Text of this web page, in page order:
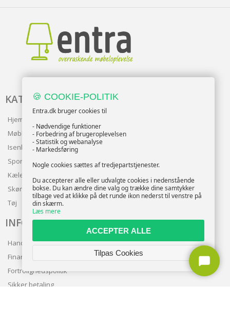
KATALOG
Hjem & Have
Møbler
Isenkram
Sport
Kæledyr
Skønhed
Tøj
INFO
Handelsbetingelser
Finansering
Fortrolighedspolitik
Sikker betaling
🍪 COOKIE-POLITIK
Entra.dk bruger cookies til
- Nødvendige funktioner
- Forbedring af brugeroplevelsen
- Statistik og webanalyse
- Markedsføring
Nogle cookies sættes af tredjepartstjenester.
Du accepterer alle eller udvalgte cookies i nedenstående
bokse. Du kan ændre dine valg og trække dine samtykker
tilbage ved at klikke på det runde ikon nederst til venstre på
din skærm.
Læs mere
ACCEPTER ALLE
Tilpas Cookies